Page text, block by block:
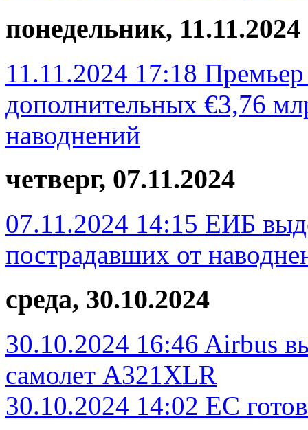
понедельник, 11.11.2024
11.11.2024 17:18
дополнительных €3,76
наводнений
четверг, 07.11.2024
07.11.2024 14:15 ЕИБ
пострадавших от
среда, 30.10.2024
30.10.2024 16:46 Airbus
самолет A321XLR
30.10.2024 14:02 ЕС